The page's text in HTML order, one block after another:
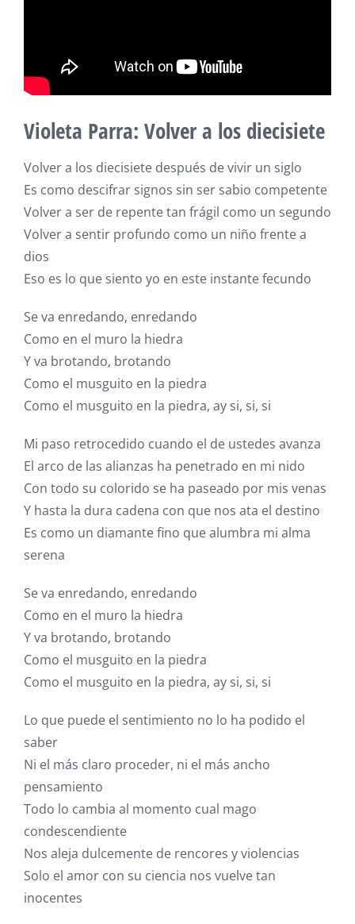
Violeta Parra: Volver a los diecisiete
Volver a los diecisiete después de vivir un siglo
Es como descifrar signos sin ser sabio competente
Volver a ser de repente tan frágil como un segundo
Volver a sentir profundo como un niño frente a
dios
Eso es lo que siento yo en este instante fecundo
Se va enredando, enredando
Como en el muro la hiedra
Y va brotando, brotando
Como el musguito en la piedra
Como el musguito en la piedra, ay si, si, si
Mi paso retrocedido cuando el de ustedes avanza
El arco de las alianzas ha penetrado en mi nido
Con todo su colorido se ha paseado por mis venas
Y hasta la dura cadena con que nos ata el destino
Es como un diamante fino que alumbra mi alma
serena
Se va enredando, enredando
Como en el muro la hiedra
Y va brotando, brotando
Como el musguito en la piedra
Como el musguito en la piedra, ay si, si, si
Lo que puede el sentimiento no lo ha podido el
saber
Ni el más claro proceder, ni el más ancho
pensamiento
Todo lo cambia al momento cual mago
condescendiente
Nos aleja dulcemente de rencores y violencias
Solo el amor con su ciencia nos vuelve tan
inocentes